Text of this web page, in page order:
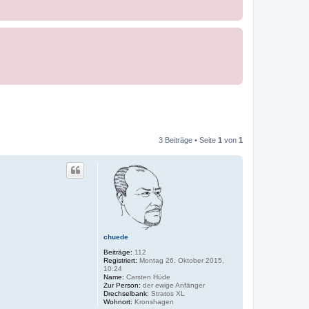
3 Beiträge • Seite 1 von 1
chuede
Beiträge: 112
Registriert: Montag 26. Oktober 2015,
10:24
Name: Carsten Hüde
Zur Person: der ewige Anfänger
Drechselbank: Stratos XL
Wohnort: Kronshagen